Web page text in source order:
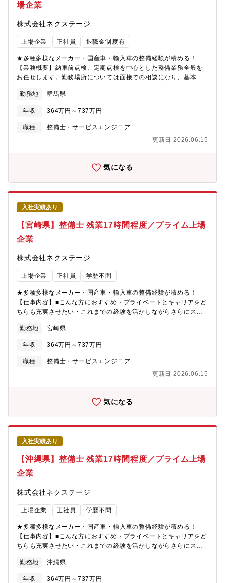
場企業
株式会社ネクステージ
上場企業 正社員 退職金制度有
★多種多様なメーカー・国産車・輸入車の整備経験が積める！
【業務概要】納車前点検、定期点検を中心とした整備業務全般を
お任せします。勤務場所については面接での相談になり、基本的
て、点検業務・整備業務・各種用品取り付けを中心にお任せしま
す。具体的には業務の7割程度が点検・整備業務、残りが修理、車
検です。※重整備はほとんど外注しているため、体への負担も少
なめ【同ポジションの特徴・魅力】＜残業少な目でプライベート
かりづらいです。＜多種多様な車種でスキルアップ＞様々な車種
へのご説明もして頂くことで、ご自身のスキルも高めることが可
能＜キャリアアップのチャンスがある＞現在、複数店舗展開を行
っている同社。その為、早い段階でキャリアアップができる状態
です。若くしてリーダーになれるのも夢ではありません。新規店
舗が増えているため新店舗のリーダーをすることもできます。最
短1～3年で工場長への昇格の可能性あり。
勤務地 群馬県
年収 364万円～737万円
職種
整備士・サービスエンジニア
更新日 2026.06.15
気になる
入社実績あり
【宮崎県】整備士 残業17時間程度／プライム上場
企業
株式会社ネクステージ
上場企業 正社員 学歴不問
★多種多様なメーカー・国産車・輸入車の整備経験が積める！
【仕事内容】■こんな方におすすめ・プライベートとキャリアをど
ちらも充実させたい・これまでの経験を活かしながらさらにスキ
納車前点検、定期点検を中心とした整備業務全般をお任せしま
す。勤務場所については面接での相談になり、基本的には希望を
考慮いたします。■業務内容詳細同社整備士として、点検業務・整
備業務・各種用品取り付けを中心にお任せします。具体的には業
はほとんど外注しているため、体への負担も少なめ■当ポジション
以内。完全予約制であるため業務負担がかかりづらいです。【多
種多様な車種でスキルアップ】様々な車種に触って頂く機会があ
ることと、整備業務全般だけでなくお客様へのご説明もして頂く
ことで、ご自身のスキルも高めることが可能【キャリアアップの
チャンスがある】現在、複数店舗展開を行っている同社。その
為、早い段階でキャリアアップができる状態です。若くしてリー
ダーになれるのも夢ではありません。新規店舗が増えているため
新店舗のリーダーをすることもできます。最短1～3年で工場長へ
の昇格の可能性あり。■同社の魅力【圧倒的な成長スピード】当社
倍。そして現在も成長を続けています。顧客満足度だけでなく、
従業員満足度でもNo.1を目指し「みんなに愛されるクルマ屋さ
ん」を実現します。
勤務地 宮崎県
年収 364万円～737万円
職種
整備士・サービスエンジニア
更新日 2026.06.15
気になる
入社実績あり
【沖縄県】整備士 残業17時間程度／プライム上場
企業
株式会社ネクステージ
上場企業 正社員 学歴不問
★多種多様なメーカー・国産車・輸入車の整備経験が積める！
【仕事内容】■こんな方におすすめ・プライベートとキャリアをど
ちらも充実させたい・これまでの経験を活かしながらさらにスキ
納車前点検、定期点検を中心とした整備業務全般をお任せしま
す。勤務場所については面接での相談になり、基本的には希望を
勤務地 沖縄県
年収 364万円～737万円